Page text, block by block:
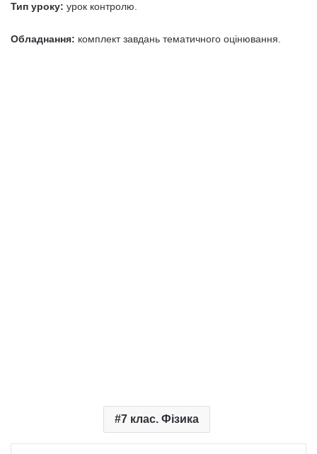
Тип уроку: урок контролю.
Обладнання: комплект завдань тематичного оцінювання.
7 клас. Фізика